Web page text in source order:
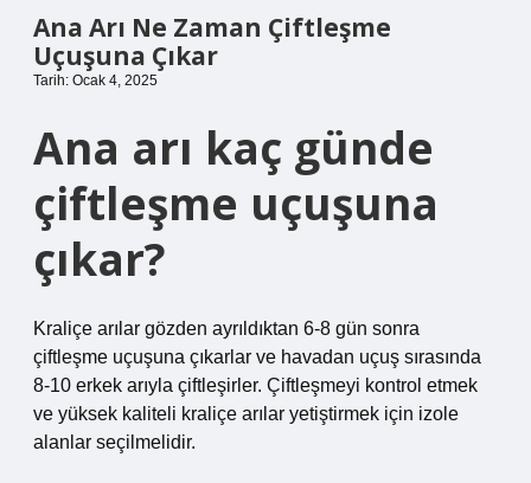
Ana Arı Ne Zaman Çiftleşme
Uçuşuna Çıkar
Tarih: Ocak 4, 2025
Ana arı kaç günde
çiftleşme uçuşuna
çıkar?
Kraliçe arılar gözden ayrıldıktan 6-8 gün sonra
çiftleşme uçuşuna çıkarlar ve havadan uçuş sırasında
8-10 erkek arıyla çiftleşirler. Çiftleşmeyi kontrol etmek
ve yüksek kaliteli kraliçe arılar yetiştirmek için izole
alanlar seçilmelidir.